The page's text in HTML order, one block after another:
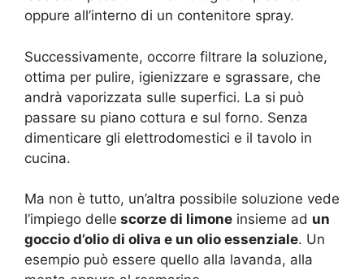
oppure all’interno di un contenitore spray.
Successivamente, occorre filtrare la soluzione,
ottima per pulire, igienizzare e sgrassare, che
andrà vaporizzata sulle superfici. La si può
passare su piano cottura e sul forno. Senza
dimenticare gli elettrodomestici e il tavolo in
cucina.
Ma non è tutto, un’altra possibile soluzione vede
l’impiego delle scorze di limone insieme ad un
goccio d’olio di oliva e un olio essenziale. Un
esempio può essere quello alla lavanda, alla